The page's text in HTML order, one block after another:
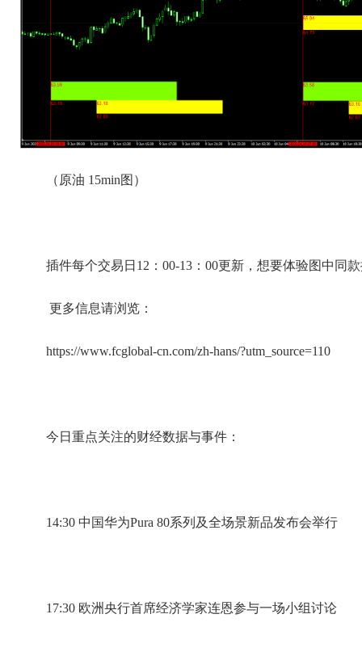
（原油 15min图）
插件每个交易日12：00-13：00更新，想要体验图中同
更多信息请浏览：
https://www.fcglobal-cn.com/zh-hans/?utm_source=110
今日重点关注的财经数据与事件：
14:30 中国华为Pura 80系列及全场景新品发布会举行
17:30 欧洲央行首席经济学家连恩参与一场小组讨论